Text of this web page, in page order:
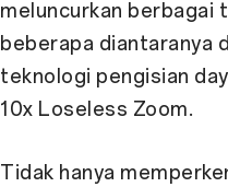
meluncurkan berbagai
beberapa diantaranya
teknologi pengisian
10x Loseless Zoom.
Tidak hanya